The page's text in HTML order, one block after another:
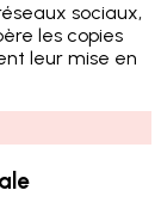
sociaux,
les copies
leur mise en